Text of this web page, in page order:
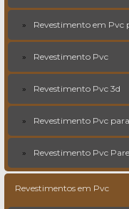
Revestimento em Pvc
Revestimento Pvc
Revestimento Pvc 3d
Revestimento Pvc
Revestimento Pvc
Revestimentos em Pvc